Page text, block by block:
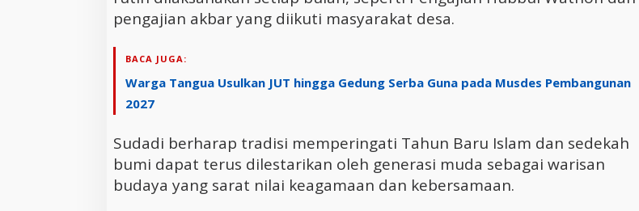
pengajian akbar yang diikuti masyarakat desa.
BACA JUGA:
Warga Tangua Usulkan JUT hingga Gedung Serba Guna pada Musdes Pembangunan
2027
Sudadi berharap tradisi memperingati Tahun Baru Islam dan sedekah
bumi dapat terus dilestarikan oleh generasi muda sebagai warisan
budaya yang sarat nilai keagamaan dan kebersamaan.